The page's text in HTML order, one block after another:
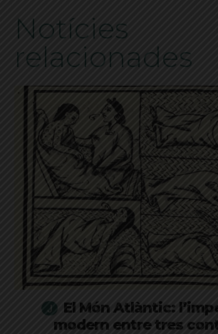
Notícies
relacionades
El Món Atlàntic:
modern entre tres